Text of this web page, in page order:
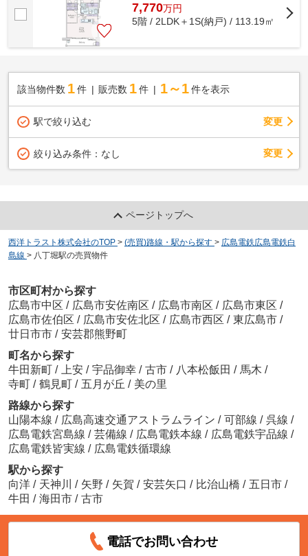
7,770万円
5階 / 2LDK＋1S(納戸) / 113.19㎡
該当物件数 1件 販売数 1 件 1～1 件を表示
駅で絞り込む 変更
絞り込み条件： なし 変更
ページトップへ
西洋トラスト株式会社のTOP > (売買)路線・駅から探す > 広島電鉄広島電鉄白
島線 > 八丁堀駅の売買物件
市区町村から探す
広島市中区 / 広島市安佐南区 / 広島市南区 / 広島市東区 /
広島市佐伯区 / 広島市安佐北区 / 広島市西区 / 東広島市 /
廿日市市 / 安芸郡熊野町
町名から探す
牛田新町 / 上安 / 宇品御幸 / 古市 / 八本松飯田 / 馬木 /
寺町 / 鶴見町 / 五月が丘 / 美の里
路線から探す
山陽本線 / 広島高速交通アストラムライン / 可部線 / 呉線 /
広島電鉄宮島線 / 芸備線 / 広島電鉄本線 / 広島電鉄宇品線 /
広島電鉄皆実線 / 広島電鉄循環線
駅から探す
向洋 / 天神川 / 矢野 / 矢賀 / 安芸矢口 / 比治山橋 / 五日市 /
牛田 / 海田市 / 古市
電話でお問い合わせ